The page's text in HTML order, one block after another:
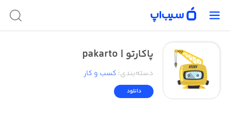
پاکارتو | pakarto
دسته‌بندی: کسب‌ و ‌کار
دانلود